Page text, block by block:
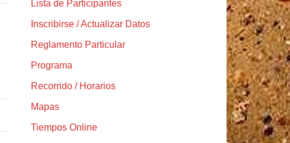
Lista de Participantes
Inscribirse / Actualizar Datos
Reglamento Particular
Programa
Recorrido / Horarios
Mapas
Tiempos Online